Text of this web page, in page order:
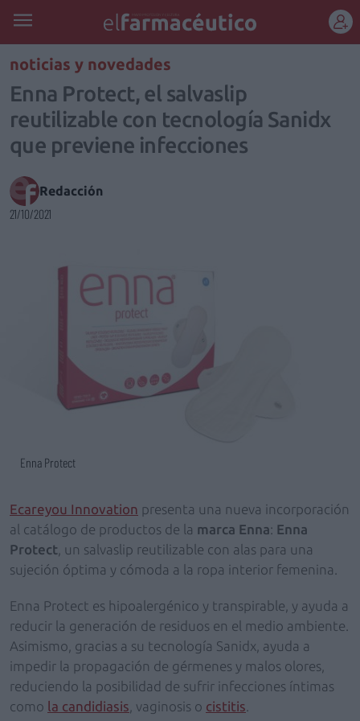
REGÍSTRATE
noticias y novedades
Enna Protect, el salvaslip
reutilizable con tecnología Sanidx
que previene infecciones
Redacción
21/10/2021
Enna Protect
Ecareyou Innovation presenta una nueva incorporación
al catálogo de productos de la marca Enna: Enna
Protect , un salvaslip reutilizable con alas para una
sujeción óptima y cómoda a la ropa interior femenina.
Enna Protect es hipoalergénico y transpirable, y ayuda a
reducir la generación de residuos en el medio ambiente.
Asimismo, gracias a su tecnología Sanidx, ayuda a
impedir la propagación de gérmenes y malos olores,
reduciendo la posibilidad de sufrir infecciones íntimas
como la candidiasis , vaginosis o cistitis